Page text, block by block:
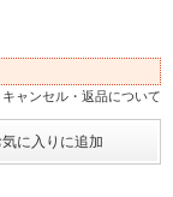
キャンセル・返品について